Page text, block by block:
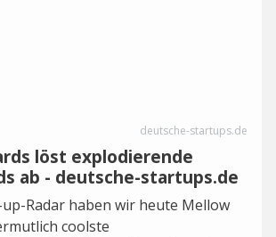
deutsche-startups.de
löst explodierende
ab - deutsche-startups.de
Radar haben wir heute Mellow
coolste